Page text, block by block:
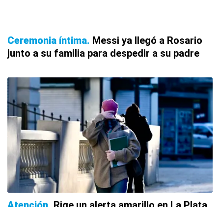
Ceremonia íntima Messi ya llegó a Rosario
junto a su familia para despedir a su padre